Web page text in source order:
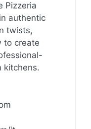
Pizzeria
authentic
twists,
to create
kitchens.